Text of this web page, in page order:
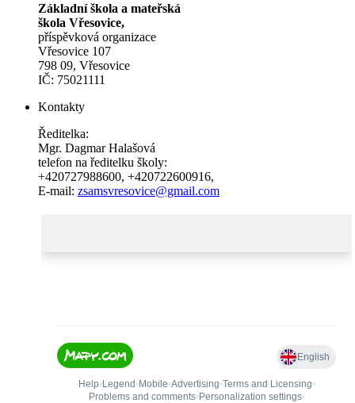
Základní škola a mateřská
škola Vřesovice,
příspěvková organizace
Vřesovice 107
798 09, Vřesovice
IČ: 75021111
Kontakty
Ředitelka:
Mgr. Dagmar Halašová
telefon na ředitelku školy:
+420727988600, +420722600916,
E-mail: zsamsvresovice@gmail.com